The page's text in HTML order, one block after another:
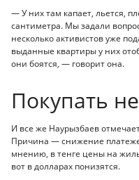
— У них там капает, льется,
сантиметра. Мы задали
несколько активистов уже
выданные квартиры у них
они боятся, — говорит она.
Покупать
И все же Наурызбаев
Причина — снижение
мнению, в тенге цены на
вот в долларах понизятся.